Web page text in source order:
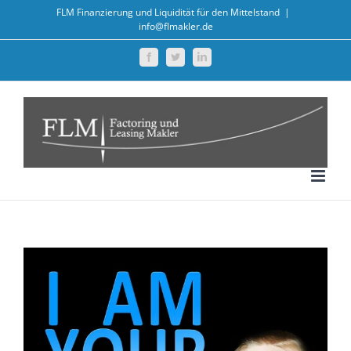
FLM Finanzierung und Liquidität für den Mittelstand |
info@flmakler.de
FacebookTwitterLinkedIn